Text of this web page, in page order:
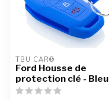
TBU CAR®
Ford Housse de
protection clé - Bleu